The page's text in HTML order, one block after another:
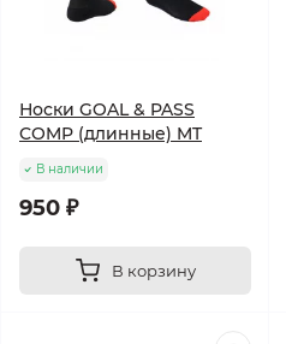
Носки GOAL & PASS
COMP (длинные) MT
В наличии
950 ₽
В корзину